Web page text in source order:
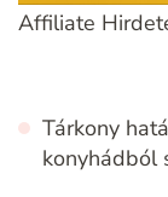
Affiliate
Tárkony
konyhádból